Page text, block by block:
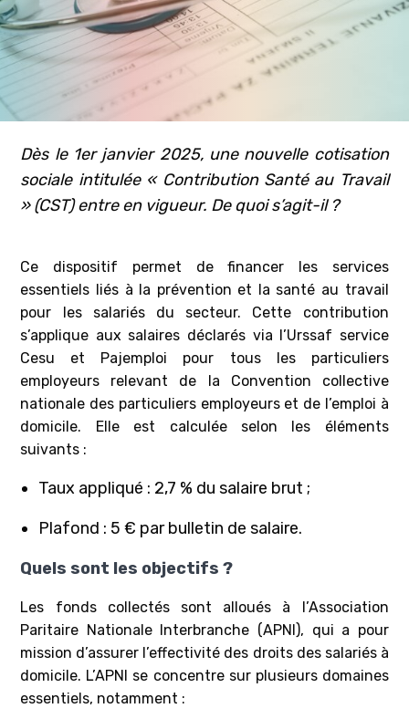
Dès le 1er janvier 2025, une nouvelle cotisation
sociale intitulée « Contribution Santé au Travail
» (CST) entre en vigueur. De quoi s’agit-il ?
Ce dispositif permet de financer les services
essentiels liés à la prévention et la santé au travail
pour les salariés du secteur. Cette contribution
s’applique aux salaires déclarés via l’Urssaf service
Cesu et Pajemploi pour tous les particuliers
employeurs relevant de la Convention collective
nationale des particuliers employeurs et de l’emploi à
domicile. Elle est calculée selon les éléments
suivants :
Taux appliqué : 2,7 % du salaire brut ;
Plafond : 5 € par bulletin de salaire.
Quels sont les objectifs ?
Les fonds collectés sont alloués à l’Association
Paritaire Nationale Interbranche (APNI), qui a pour
mission d’assurer l’effectivité des droits des salariés à
domicile. L’APNI se concentre sur plusieurs domaines
essentiels, notamment :